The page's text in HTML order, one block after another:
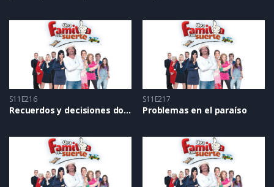
S11E216
Recuerdos y decisiones dolorosas
S11E217
Problemas en el paraíso